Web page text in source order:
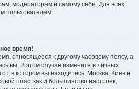
модераторам и самому себе. Для всех
пользователем.
время!
относящееся к другому часовому поясу, а
вы. В этом случае измените в личных
в котором вы находитесь: Москва, Киев и
пояс, как и большинство настроек,